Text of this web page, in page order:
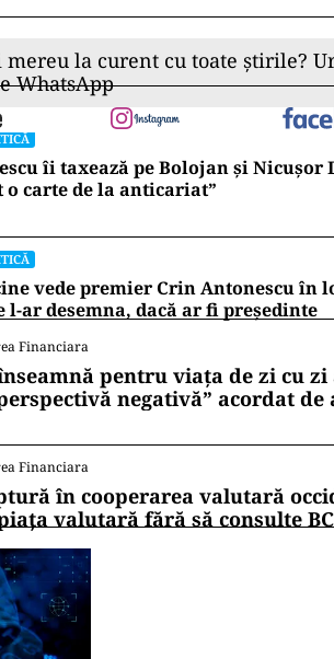
la curent cu toate știrile?
WhatsApp
îi taxează pe Bolojan și Nicușor
o carte de la anticariat”
vede premier Crin Antonescu
l-ar desemna, dacă ar fi președinte
Financiara
pentru viața de zi cu
negativă” acordat
Financiara
în cooperarea valutară
valutară fără să consulte